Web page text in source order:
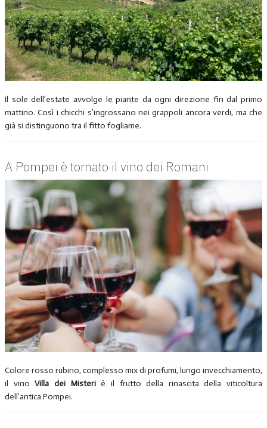
Il sole dell’estate avvolge le piante da ogni direzione fin dal primo
mattino. Così i chicchi s’ingrossano nei grappoli ancora verdi, ma che
già si distinguono tra il fitto fogliame.
A Pompei è tornato il vino dei Romani
Colore rosso rubino, complesso mix di profumi, lungo invecchiamento,
il vinoVilla dei Misteriè il frutto della rinascita della viticoltura
dell’antica Pompei.